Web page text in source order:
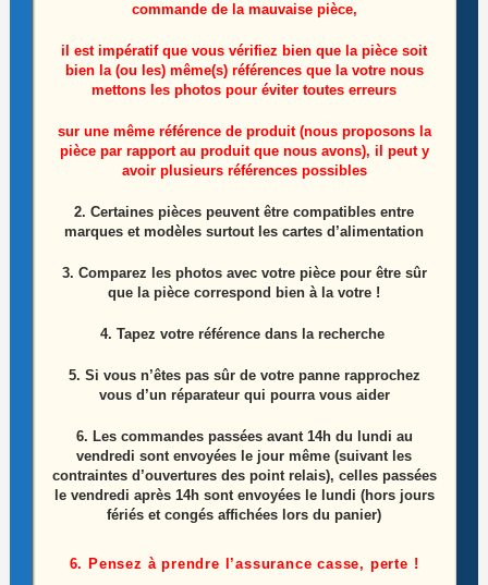
Ensemble nappes de connexion des cartes du
Lire la suite
commande de la mauvaise pièce,
il est impératif que vous vérifiez bien que la pièce soit
bien la (ou les) même(s) références que la votre nous
mettons les photos pour éviter toutes erreurs
sur une même référence de produit (nous proposons la
pièce par rapport au produit que nous avons), il peut y
avoir plusieurs références possibles
2. Certaines pièces peuvent être compatibles entre
marques et modèles surtout les cartes d’alimentation
3. Comparez les photos avec votre pièce pour être sûr
que la pièce correspond bien à la votre !
4. Tapez votre référence dans la recherche
5. Si vous n’êtes pas sûr de votre panne rapprochez
vous d’un réparateur qui pourra vous aider
6. Les commandes passées avant 14h du lundi au
vendredi sont envoyées le jour même (suivant les
contraintes d’ouvertures des point relais), celles passées
le vendredi après 14h sont envoyées le lundi (hors jours
fériés et congés affichées lors du panier)
6. Pensez à prendre l’assurance casse, perte !